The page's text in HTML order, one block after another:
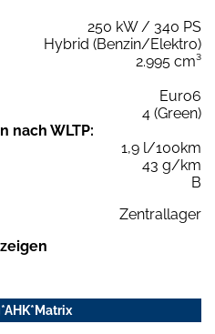
250 kW / 340 PS
Hybrid (Benzin/Elektro)
2.995 cm³
Euro6
4 (Green)
nach WLTP:
1,9 l/100km
43 g/km
B
Zentrallager